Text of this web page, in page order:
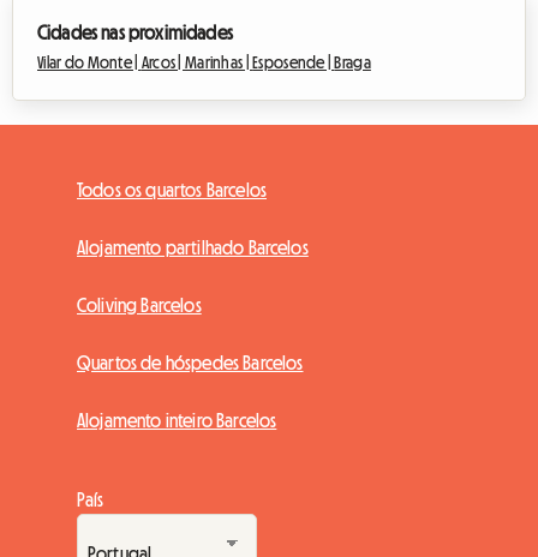
Cidades nas proximidades
Vilar do Monte | Arcos |Marinhas | Esposende | Braga
Todos os quartos Barcelos
Alojamento partilhado Barcelos
Coliving Barcelos
Quartos de hóspedes Barcelos
Alojamento inteiro Barcelos
País